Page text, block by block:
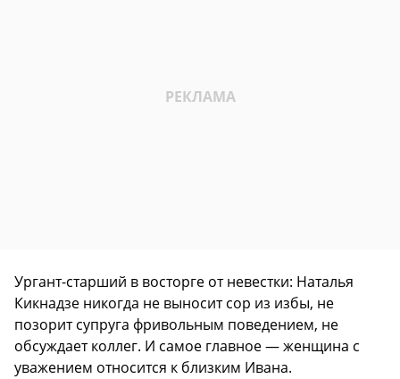
Ургант-старший в восторге от невестки: Наталья
Кикнадзе никогда не выносит сор из избы, не
позорит супруга фривольным поведением, не
обсуждает коллег. И самое главное — женщина с
уважением относится к близким Ивана.